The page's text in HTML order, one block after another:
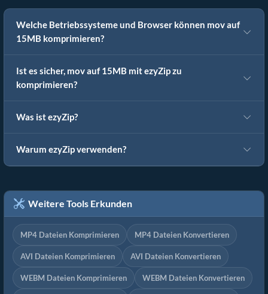
Welche Betriebssysteme und Browser können mov auf
15MB komprimieren?
Ist es sicher, mov auf 15MB mit ezyZip zu
komprimieren?
Was ist ezyZip?
Warum ezyZip verwenden?
Weitere Tools Erkunden
MP4 Dateien Komprimieren MP4 Dateien Konvertieren
AVI Dateien Komprimieren AVI Dateien Konvertieren
WEBM Dateien Komprimieren WEBM Dateien Konvertieren